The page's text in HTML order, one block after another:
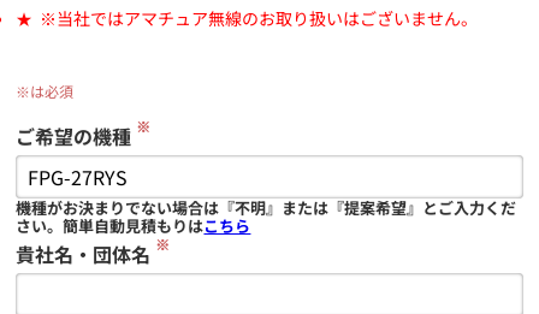
※当社ではアマチュア無線のお取り扱いはございません。
※は必須
ご希望の機種 ※
機種がお決まりでない場合は『不明』または『提案希望』とご入力くだ
さい。簡単自動見積もりはこちら
貴社名・団体名 ※